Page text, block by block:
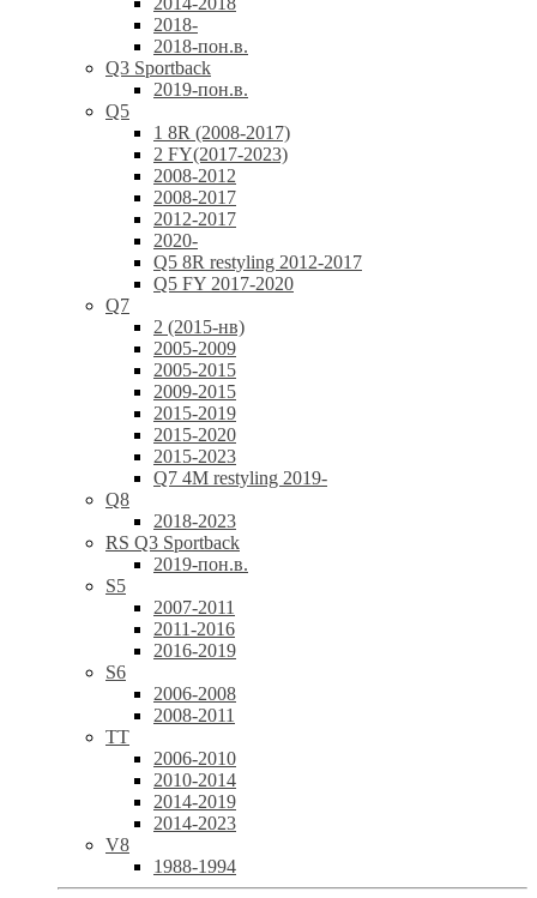
2018-
2018-пон.в.
Q3 Sportback
2019-пон.в.
Q5
1 8R (2008-2017)
2 FY(2017-2023)
2008-2012
2008-2017
2012-2017
2020-
Q5 8R restyling 2012-2017
Q5 FY 2017-2020
Q7
2 (2015-нв)
2005-2009
2005-2015
2009-2015
2015-2019
2015-2020
2015-2023
Q7 4M restyling 2019-
Q8
2018-2023
RS Q3 Sportback
2019-пон.в.
S5
2007-2011
2011-2016
2016-2019
S6
2006-2008
2008-2011
TT
2006-2010
2010-2014
2014-2019
2014-2023
V8
1988-1994